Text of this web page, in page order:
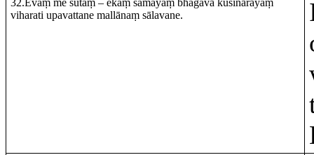
viharati upavattane mallānaṃ sālavane.